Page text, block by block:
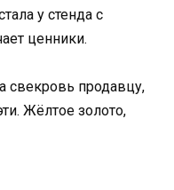
у стенда с
ценники.
свекровь продавцу,
Жёлтое золото,